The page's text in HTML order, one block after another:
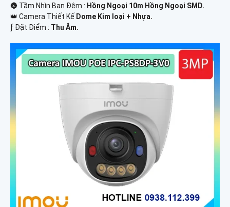
🌚 Tầm Nhìn Ban Đêm : Hồng Ngoại 10m Hồng Ngoại SMD.
👑 Camera Thiết Kế Dome Kim loại + Nhựa.
️ƒ Đặt Điểm : Thu Âm.